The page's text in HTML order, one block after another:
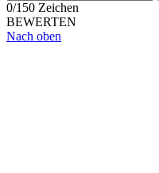
0/150 Zeichen
BEWERTEN
Nach oben